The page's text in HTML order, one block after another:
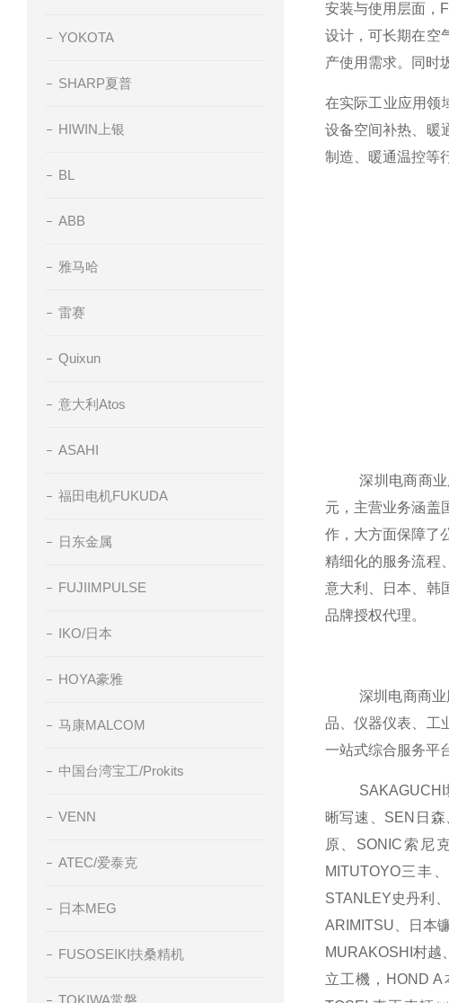
YOKOTA
SHARP夏普
HIWIN上银
BL
ABB
雅马哈
雷赛
Quixun
意大利Atos
ASAHI
福田电机FUKUDA
日东金属
FUJIIMPULSE
IKO/日本
HOYA豪雅
马康MALCOM
中国台湾宝工/Prokits
VENN
ATEC/爱泰克
日本MEG
FUSOSEIKI扶桑精机
TOKIWA常磐
安装与使用层面，
设计，可长期在空
产使用需求。同时
在实际工业应用领
设备空间补热、暖
制造、暖通温控等
深圳电商商业股
元，主营业务涵盖
作，大方面保障了
精细化的服务流程
意大利、日本、韩
品牌授权代理。
深圳电商商业股
品、仪器仪表、工
一站式综合服务平
SAKAGUCHI坂
晰写速、SEN日
原、SONIC索尼
MITUTOYO三丰
STANLEY史丹利
ARIMITSU、日本
MURAKOSHI村越
立工機，HOND